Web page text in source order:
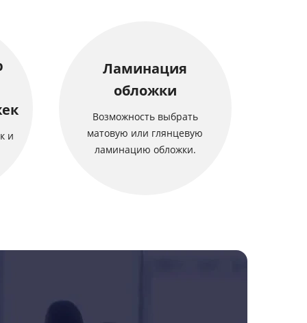
и
Ламинация
обложки
Возможность выбрать
матовую или глянцевую
ламинацию обложки.